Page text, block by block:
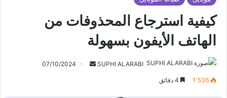
كيفية استرجاع المحذوفات من
الهاتف الأيفون بسهولة
SUPHI ALARABI
أرسل 07/10/2024
1٬536